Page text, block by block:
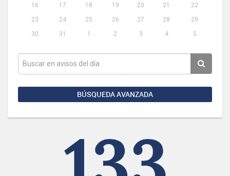
16
17 18 19 20 21
22
23
24 25 26 27 28
29
30
31 1 2 3 4 5
BÚSQUEDA AVANZADA